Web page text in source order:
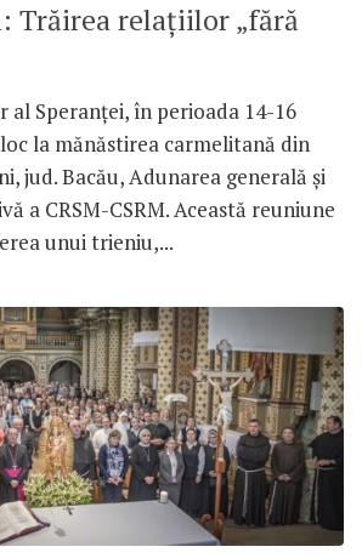
Trăirea relațiilor „fără
al Speranței, în perioada 14-16
la mănăstirea carmelitană din
jud. Bacău, Adunarea generală și
a CRSM-CSRM. Această reuniune
unui trieniu,...